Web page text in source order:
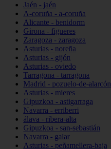
Jaén - jaén
A-coruña - a-coruña
Alicante - benidorm
Girona - figueres
Zaragoza - zaragoza
Asturias - noreña
Asturias - gijón
Asturias - oviedo
Tarragona - tarragona
Madrid - pozuelo-de-alarcón
Asturias - mieres
Gipuzkoa - astigarraga
Navarra - erriberri
álava - ribera-alta
Gipuzkoa - san-sebastián
Navarra - galar
Asturias - peñamellera-baja